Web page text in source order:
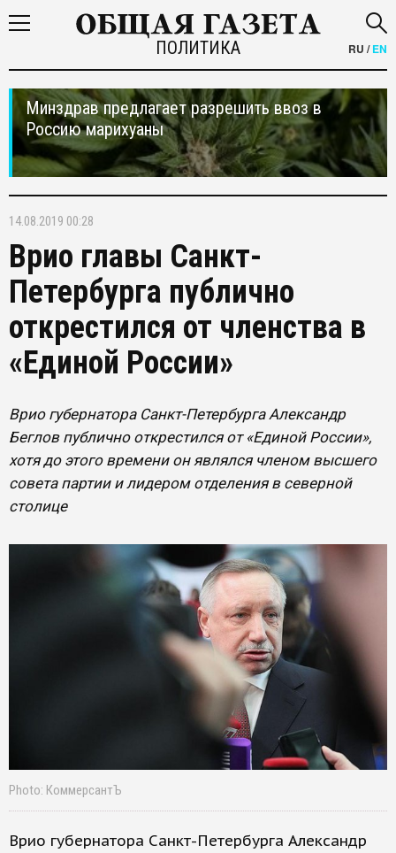
ПОЛИТИКА RU /EN
Минздрав предлагает разрешить ввоз в
Россию марихуаны
14.08.2019 00:28
Врио главы Санкт-
Петербурга публично
открестился от членства в
«Единой России»
Врио губернатора Санкт-Петербурга Александр
Беглов публично открестился от «Единой России»,
хотя до этого времени он являлся членом высшего
совета партии и лидером отделения в северной
столице
Photo: КоммерсантЪ
Врио губернатора Санкт-Петербурга Александр